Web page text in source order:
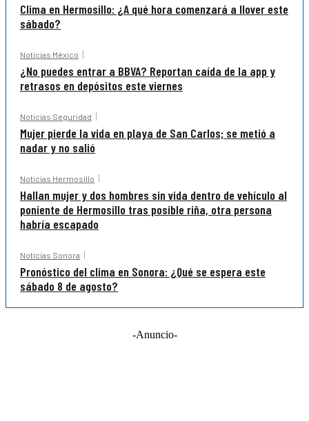
Clima en Hermosillo: ¿A qué hora comenzará a llover este
sábado?
Noticias México
¿No puedes entrar a BBVA? Reportan caída de la app y
retrasos en depósitos este viernes
Noticias Seguridad
Mujer pierde la vida en playa de San Carlos; se metió a
nadar y no salió
Noticias Hermosillo
Hallan mujer y dos hombres sin vida dentro de vehículo al
poniente de Hermosillo tras posible riña, otra persona
habría escapado
Noticias Sonora
Pronóstico del clima en Sonora: ¿Qué se espera este
sábado 8 de agosto?
-Anuncio-